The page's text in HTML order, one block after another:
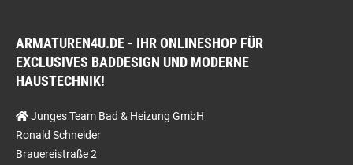
ARMATUREN4U.DE - IHR ONLINESHOP FÜR
EXCLUSIVES BADDESIGN UND MODERNE
HAUSTECHNIK!
Junges Team Bad & Heizung GmbH
Ronald Schneider
Brauereistraße 2